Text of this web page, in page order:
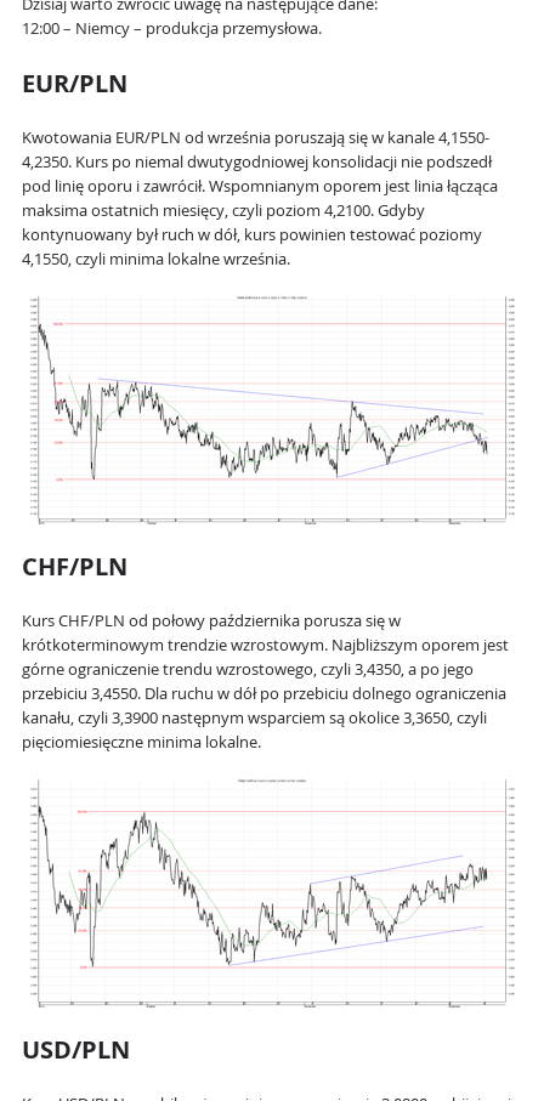
Dzisiaj warto zwrócić uwagę na następujące dane:
12:00 – Niemcy – produkcja przemysłowa.
EUR/PLN
Kwotowania EUR/PLN od września poruszają się w kanale 4,1550-
4,2350. Kurs po niemal dwutygodniowej konsolidacji nie podszedł
pod linię oporu i zawrócił. Wspomnianym oporem jest linia łącząca
maksima ostatnich miesięcy, czyli poziom 4,2100. Gdyby
kontynuowany był ruch w dół, kurs powinien testować poziomy
4,1550, czyli minima lokalne września.
CHF/PLN
Kurs CHF/PLN od połowy października porusza się w
krótkoterminowym trendzie wzrostowym. Najbliższym oporem jest
górne ograniczenie trendu wzrostowego, czyli 3,4350, a po jego
przebiciu 3,4550. Dla ruchu w dół po przebiciu dolnego ograniczenia
kanału, czyli 3,3900 następnym wsparciem są okolice 3,3650, czyli
pięciomiesięczne minima lokalne.
USD/PLN